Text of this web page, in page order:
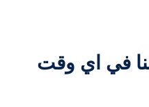
في اي وقت